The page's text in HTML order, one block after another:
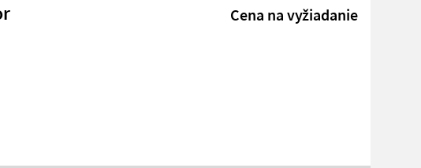
Cena na vyžiadanie